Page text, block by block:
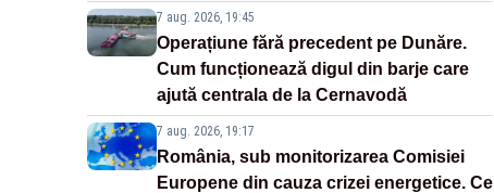
7 aug. 2026, 19:45
Operațiune fără precedent pe Dunăre.
Cum funcționează digul din barje care
ajută centrala de la Cernavodă
7 aug. 2026, 19:17
România, sub monitorizarea Comisiei
Europene din cauza crizei energetice. Ce